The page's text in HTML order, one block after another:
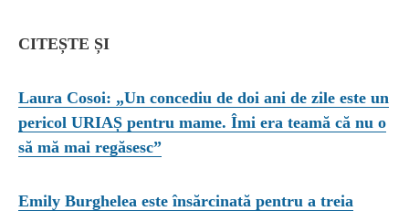
CITEȘTE ȘI
Laura Cosoi: „Un concediu de doi ani de zile este un
pericol URIAȘ pentru mame. Îmi era teamă că nu o
să mă mai regăsesc”
Emily Burghelea este însărcinată pentru a treia